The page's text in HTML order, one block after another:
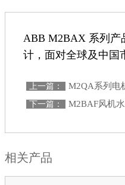
ABB M2BAX 系列产
计 ， 面对全球及中国
上一篇： M2QA系列电
下一篇： M2BAF风机
相关产品